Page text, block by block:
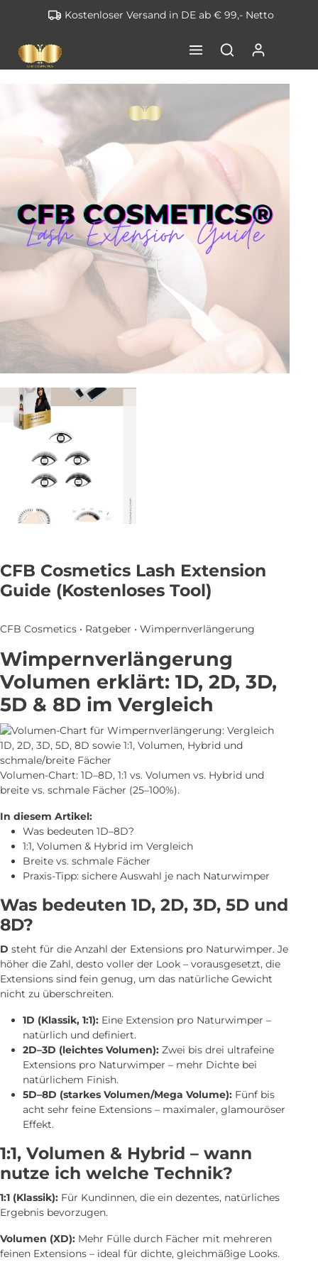
springenKostenloser Versand in DE ab € 99,- Netto
CFB Cosmetics Lash Extension
Guide (Kostenloses Tool)
CFB Cosmetics • Ratgeber • Wimpernverlängerung
Wimpernverlängerung
Volumen erklärt: 1D, 2D, 3D,
5D & 8D im Vergleich
Volumen-Chart: 1D–8D, 1:1 vs. Volumen vs. Hybrid und
breite vs. schmale Fächer (25–100%).
In diesem Artikel:
Was bedeuten 1D–8D?
1:1, Volumen & Hybrid im Vergleich
Breite vs. schmale Fächer
Praxis-Tipp: sichere Auswahl je nach Naturwimper
Was bedeuten 1D, 2D, 3D, 5D und
8D?
D steht für die Anzahl der Extensions pro Naturwimper. Je
höher die Zahl, desto voller der Look – vorausgesetzt, die
Extensions sind fein genug, um das natürliche Gewicht
nicht zu überschreiten.
1D (Klassik, 1:1): Eine Extension pro Naturwimper –
natürlich und definiert.
2D–3D (leichtes Volumen): Zwei bis drei ultrafeine
Extensions pro Naturwimper – mehr Dichte bei
natürlichem Finish.
5D–8D (starkes Volumen/Mega Volume): Fünf bis
acht sehr feine Extensions – maximaler, glamouröser
Effekt.
1:1, Volumen & Hybrid – wann
nutze ich welche Technik?
1:1 (Klassik): Für Kundinnen, die ein dezentes, natürliches
Ergebnis bevorzugen.
Volumen (XD): Mehr Fülle durch Fächer mit mehreren
feinen Extensions – ideal für dichte, gleichmäßige Looks.